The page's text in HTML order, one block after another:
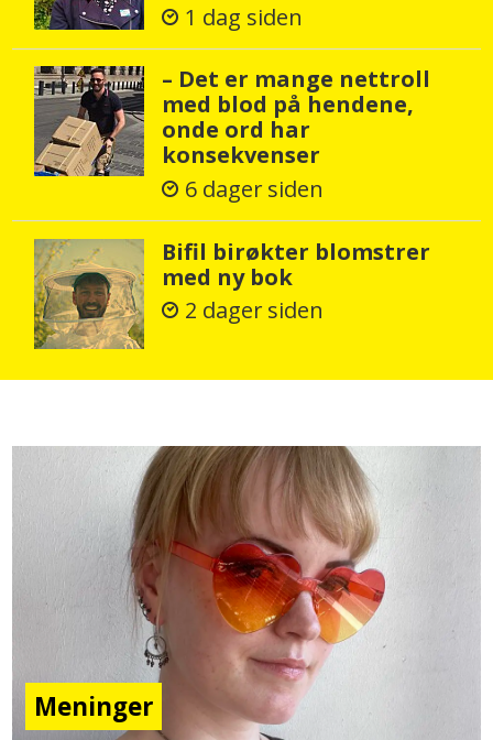
1 dag siden
– Det er mange nettroll
med blod på hendene,
onde ord har
konsekvenser
6 dager siden
Bifil birøkter blomstrer
med ny bok
2 dager siden
Meninger